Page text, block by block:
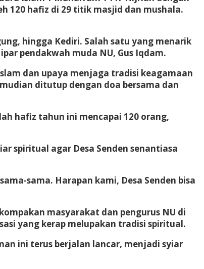
120 hafiz di 29 titik masjid dan mushala.
hingga Kediri. Salah satu yang menarik
pendakwah muda NU, Gus Iqdam.
dan upaya menjaga tradisi keagamaan
ditutup dengan doa bersama dan
hafiz tahun ini mencapai 120 orang,
spiritual agar Desa Senden senantiasa
sama. Harapan kami, Desa Senden bisa
masyarakat dan pengurus NU di
yang kerap melupakan tradisi spiritual.
ini terus berjalan lancar, menjadi syiar